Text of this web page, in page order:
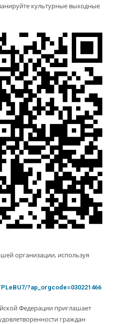
культурные выходные
организации, используя
?ap_orgcode=030221466
Федерации приглашает
граждан